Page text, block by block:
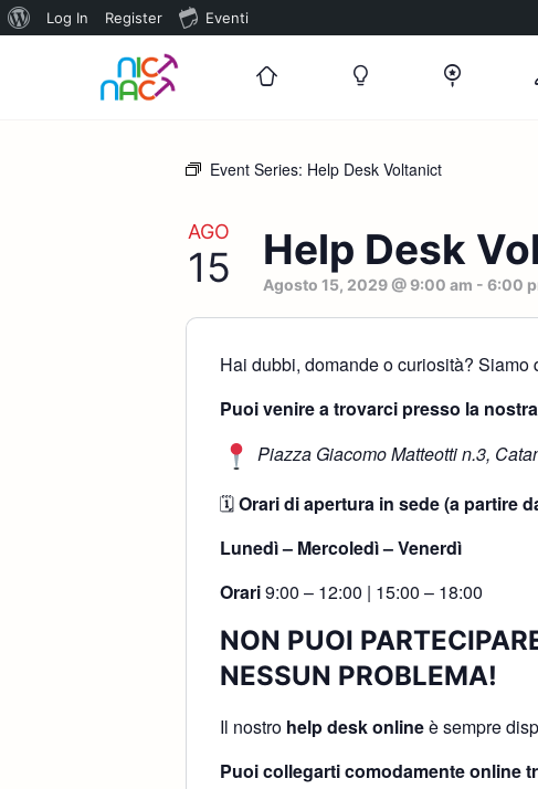
Informazioni
WordPress
Log In Register Eventi
Event Series: Help Desk Voltanict
AGO
15 Help Desk
Agosto 15, 2029 @ 9:00 am - 6:00
Hai dubbi, domande o curiosità? Siamo
Puoi venire a trovarci presso la
Piazza Giacomo Matteotti n.3,
🗓Orari di apertura in sede (a partire
Lunedì – Mercoledì – Venerdì
Orari9:00 – 12:00 | 15:00 – 18:00
NON PUOI
NESSUN PROBLEMA!
Il nostro help desk onlineè sempre
Puoi collegarti comodamente online